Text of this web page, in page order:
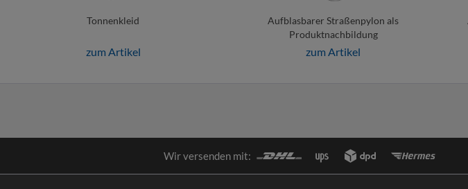
Tonnenkleid
zum Artikel
Aufblasbarer Straßenpylon als
Produktnachbildung
zum Artikel
Wir versenden mit: